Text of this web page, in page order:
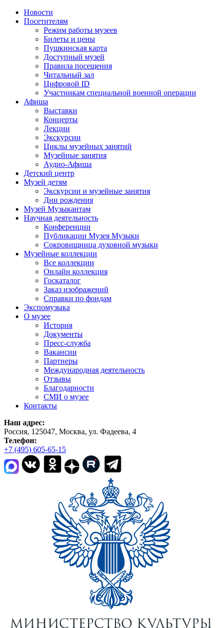
Новости
Посетителям
Режим работы музеев
Билеты и цены
Пушкинская карта
Доступный музей
Правила посещения
Читальный зал
Цифровой ID
Участникам специальной военной операции
Афиша
Выставки
Концерты
Лекции
Экскурсии
Циклы музейных занятий
Музейные занятия
Аудио-Афиша
Детский центр
Музей детям
Экскурсии и музейные занятия
Дни рождения
Музей Музыкантам
Научная деятельность
Конференции
Публикации Музея Музыки
Сокровищница духовной музыки
Музейные коллекции
Все коллекции
Онлайн коллекция
Госкаталог
Заказ изображений
Справки по фондам
Экспомузыка
О музее
История
Документы
Пресс-служба
Вакансии
Партнеры
Международная деятельность
Отзывы
Благодарности
СМИ о музее
Контакты
Наш адрес:
Россия, 125047, Москва, ул. Фадеева, 4
Телефон:
+7 (495) 605-65-15